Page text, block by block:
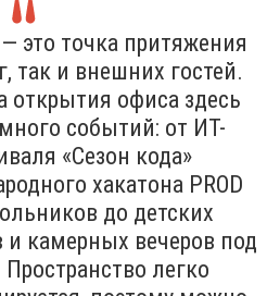
это точка притяжения
так и внешних гостей.
открытия офиса здесь
событий: от ИТ-
«Сезон кода»
хакатона PROD
до детских
и камерных вечеров под
Пространство легко